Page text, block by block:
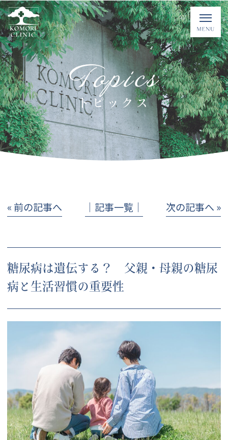
Topics
トピックス
« 前の記事へ │記事一覧│ 次の記事へ »
糖尿病は遺伝する？ 父親・母親の糖尿
病と生活習慣の重要性